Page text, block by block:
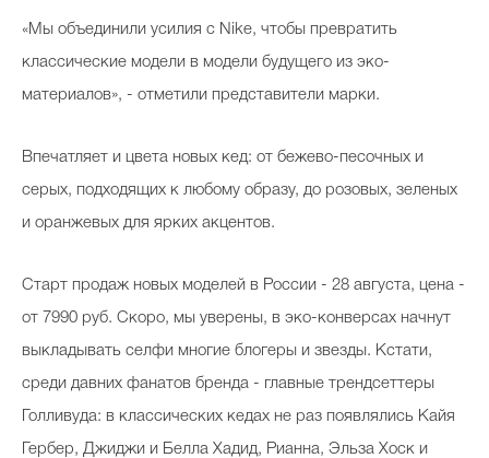
Хит недели от визажиста
Celebrity дня
Beauty- битвы
Тесты
«Мы объединили усилия с Nike, чтобы превратить
классические модели в модели будущего из эко-
материалов», - отметили представители марки.
Впечатляет и цвета новых кед: от бежево-песочных и
серых, подходящих к любому образу, до розовых, зеленых
и оранжевых для ярких акцентов.
Старт продаж новых моделей в России - 28 августа, цена -
от 7990 руб. Скоро, мы уверены, в эко-конверсах начнут
выкладывать селфи многие блогеры и звезды. Кстати,
среди давних фанатов бренда - главные трендсеттеры
Голливуда: в классических кедах не раз появлялись Кайя
Гербер, Джиджи и Белла Хадид, Рианна, Эльза Хоск и